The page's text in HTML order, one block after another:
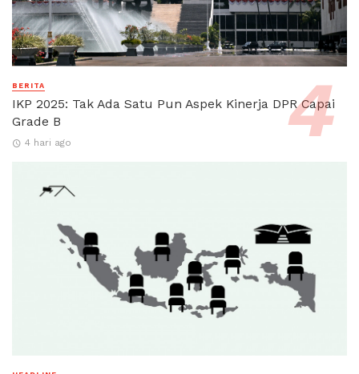
BERITA
IKP 2025: Tak Ada Satu Pun Aspek Kinerja DPR Capai
Grade B
4 hari ago